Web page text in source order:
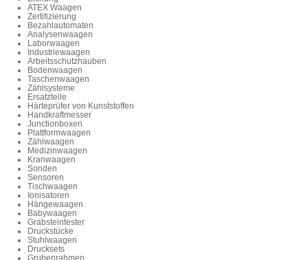
ATEX Waagen
Zertifizierung
Bezahlautomaten
Analysenwaagen
Laborwaagen
Industriewaagen
Arbeitsschutzhauben
Bodenwaagen
Taschenwaagen
Zählsysteme
Ersatzteile
Härteprüfer von Kunststoffen
Handkraftmesser
Junctionboxen
Plattformwaagen
Zählwaagen
Medizinwaagen
Kranwaagen
Sonden
Sensoren
Tischwaagen
Ionisatoren
Hängewaagen
Babywaagen
Grabsteintester
Druckstücke
Stuhlwaagen
Drucksets
Grubenrahmen